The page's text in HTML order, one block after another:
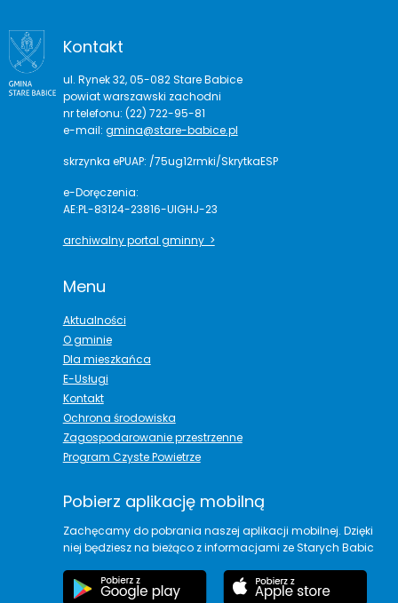
Kontakt
ul. Rynek 32, 05-082 Stare Babice
powiat warszawski zachodni
nr telefonu: (22) 722-95-81
e-mail: gmina@stare-babice.pl
skrzynka ePUAP: /75ug12rmki/SkrytkaESP
e-Doręczenia:
AE:PL-83124-23816-UIGHJ-23
archiwalny portal gminny >
Menu
Aktualności
O gminie
Dla mieszkańca
E-Usługi
Kontakt
Ochrona środowiska
Zagospodarowanie przestrzenne
Program Czyste Powietrze
Pobierz aplikację mobilną
Zachęcamy do pobrania naszej aplikacji mobilnej. Dzięki
niej będziesz na bieżąco z informacjami ze Starych Babic